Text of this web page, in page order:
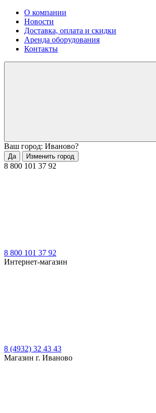
О компании
Новости
Доставка, оплата и скидки
Аренда оборудования
Контакты
Ваш город: Иваново?
Да Изменить город
8 800 101 37 92
8 800 101 37 92
Интернет-магазин
8 (4932) 32 43 43
Магазин г. Иваново